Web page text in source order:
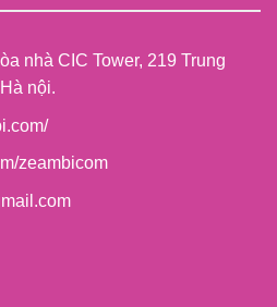
nhà CIC Tower, 219 Trung
nội.
zeambicom